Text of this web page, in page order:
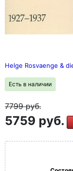
Helge Rosvaenge &
Есть в наличии
7799руб.
5759 руб.